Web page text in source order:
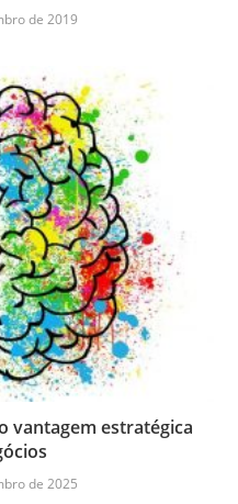
de 2019
vantagem estratégica
de 2025